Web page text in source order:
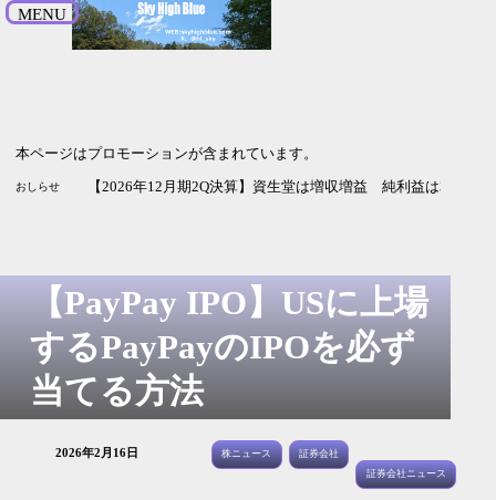
MENU
本ページはプロモーションが含まれています。
おしらせ 【2026年12月期2Q決算】資生堂は増収増益 純利益は3倍
【PayPay IPO】USに上場
するPayPayのIPOを必ず
当てる方法
2026年2月16日 株ニュース
証券会社
証券会社ニュース